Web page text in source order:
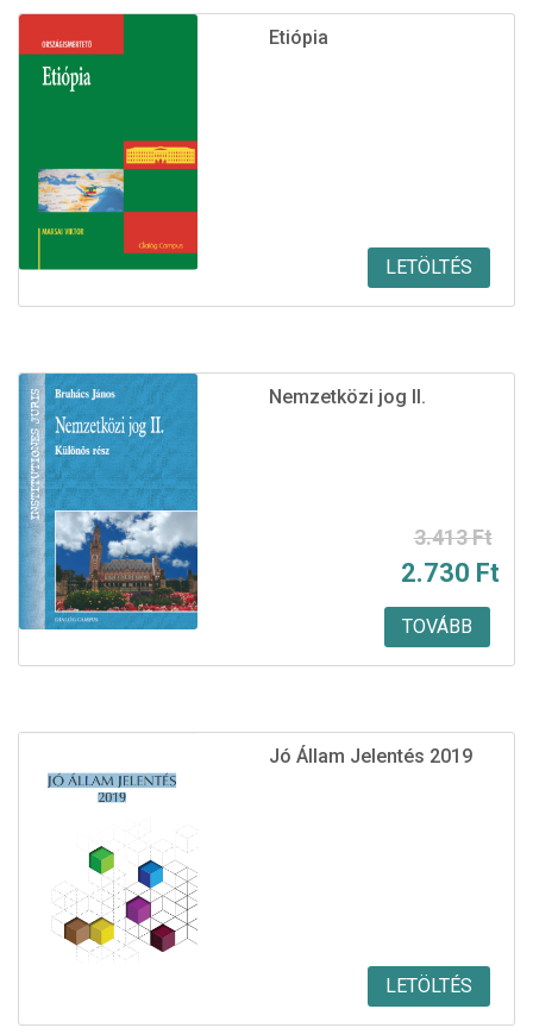
Etiópia
LETÖLTÉS
Nemzetközi jog II.
3.413Ft
Original
price
was:
3.413 Ft.
2.730 Ft
Current
price
is:
2.730 Ft.
TOVÁBB
Jó Állam Jelentés 2019
LETÖLTÉS